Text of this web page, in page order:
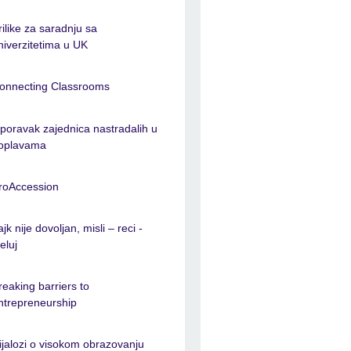
za saradnju sa
u UK
Classrooms
zajednica nastradalih u
nije dovoljan, misli – reci -
barriers to
o visokom obrazovanju